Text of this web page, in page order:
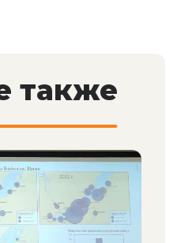
также